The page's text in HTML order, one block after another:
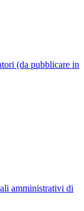
(da pubblicare in
amministrativi di